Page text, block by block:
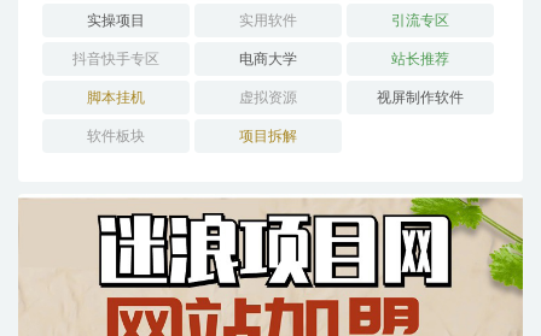
实操项目 实用软件 引流专区
抖音快手专区 电商大学 站长推荐
脚本挂机 虚拟资源 视屏制作软件
软件板块 项目拆解